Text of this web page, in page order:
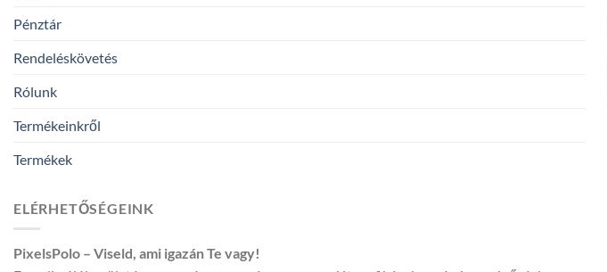
Pénztár
Rendeléskövetés
Rólunk
Termékeinkről
Termékek
ELÉRHETŐSÉGEINK
PixelsPolo – Viseld, ami igazán Te vagy!